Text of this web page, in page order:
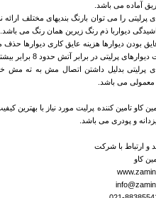
آماده می باشد.
پرلیتی را می توان بارنگ بندیهای مختلف
دیواربا ذم رنگ زیرین همان رنگ می باشد.
پرلیتی بدلیل داشتن اتصال مش به ته مش
معمولی می باشد.
کاو تامین کننده پرلیت مورد نیاز با بهترین
و پودری می باشد.
و ارتباط با شرکت
کاو